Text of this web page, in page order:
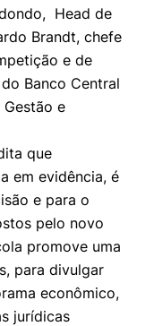
Head de
Brandt, chefe
e de
Banco Central
e
que
em evidência, é
e para o
pelo novo
promove uma
para divulgar
econômico,
jurídicas